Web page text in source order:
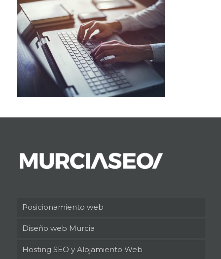
Posicionamiento web
Diseño web Murcia
Hosting SEO y Alojamiento Web